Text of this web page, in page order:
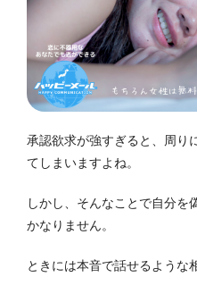
承認欲求が強すぎると、周り
てしまいますよね。
しかし、そんなことで自分を
かなりません。
ときには本音で話せるような